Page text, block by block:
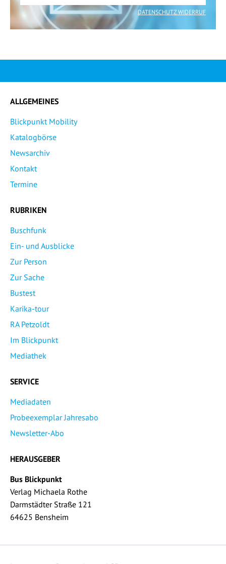
DATENSCHUTZ WIDERRUF
ALLGEMEINES
Blickpunkt Mobility
Katalogbörse
Newsarchiv
Kontakt
Termine
RUBRIKEN
Buschfunk
Ein- und Ausblicke
Zur Person
Zur Sache
Bustest
Karika-tour
RA Petzoldt
Im Blickpunkt
Mediathek
SERVICE
Mediadaten
Probeexemplar Jahresabo
Newsletter-Abo
HERAUSGEBER
Bus Blickpunkt
Verlag Michaela Rothe
Darmstädter Straße 121
64625 Bensheim